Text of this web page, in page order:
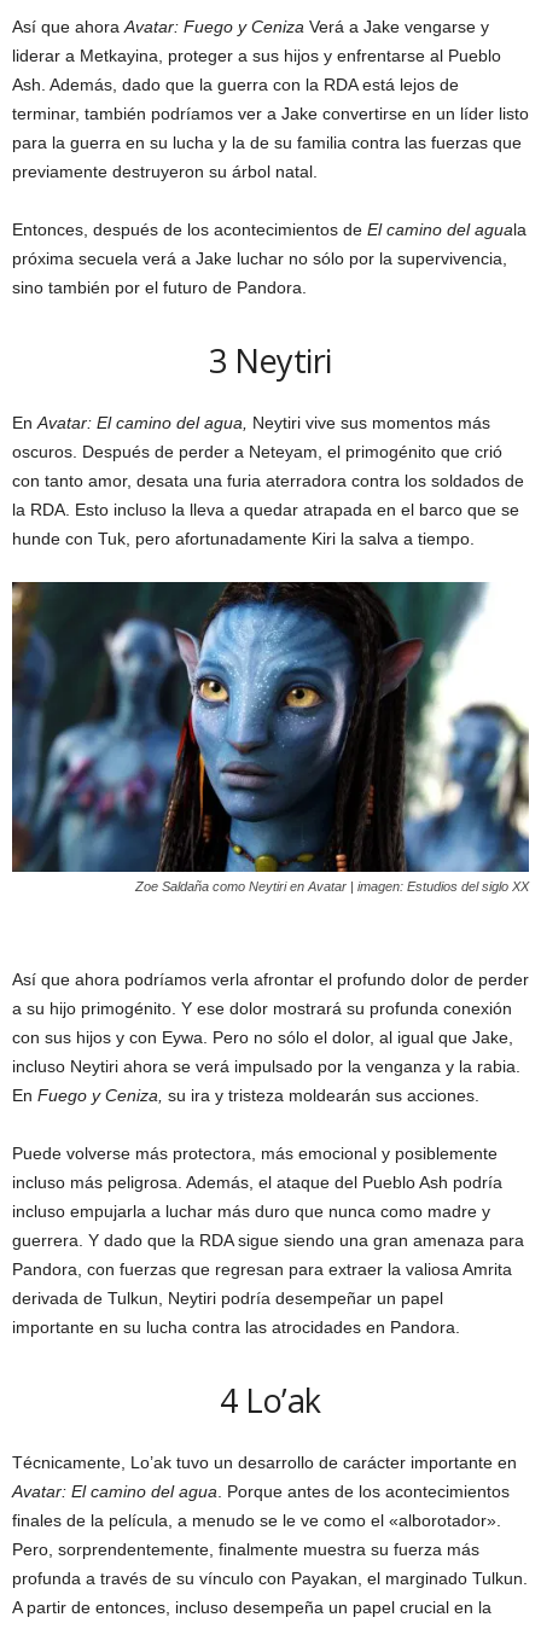
Así que ahoraAvatar: Fuego y Ceniza Verá a Jake vengarse y
liderar a Metkayina, proteger a sus hijos y enfrentarse al Pueblo
Ash. Además, dado que la guerra con la RDA está lejos de
terminar, también podríamos ver a Jake convertirse en un líder listo
para la guerra en su lucha y la de su familia contra las fuerzas que
previamente destruyeron su árbol natal.
Entonces, después de los acontecimientos de El camino del aguala
próxima secuela verá a Jake luchar no sólo por la supervivencia,
sino también por el futuro de Pandora.
3 Neytiri
EnAvatar: El camino del agua, Neytiri vive sus momentos más
oscuros. Después de perder a Neteyam, el primogénito que crió
con tanto amor, desata una furia aterradora contra los soldados de
la RDA. Esto incluso la lleva a quedar atrapada en el barco que se
hunde con Tuk, pero afortunadamente Kiri la salva a tiempo.
Zoe Saldaña como Neytiri en Avatar | imagen: Estudios del siglo XX
Así que ahora podríamos verla afrontar el profundo dolor de perder
a su hijo primogénito. Y ese dolor mostrará su profunda conexión
con sus hijos y con Eywa. Pero no sólo el dolor, al igual que Jake,
incluso Neytiri ahora se verá impulsado por la venganza y la rabia.
En Fuego y Ceniza, su ira y tristeza moldearán sus acciones.
Puede volverse más protectora, más emocional y posiblemente
incluso más peligrosa. Además, el ataque del Pueblo Ash podría
incluso empujarla a luchar más duro que nunca como madre y
guerrera. Y dado que la RDA sigue siendo una gran amenaza para
Pandora, con fuerzas que regresan para extraer la valiosa Amrita
derivada de Tulkun, Neytiri podría desempeñar un papel
importante en su lucha contra las atrocidades en Pandora.
4 Lo’ak
Técnicamente, Lo’ak tuvo un desarrollo de carácter importante en
Avatar: El camino del agua. Porque antes de los acontecimientos
finales de la película, a menudo se le ve como el «alborotador».
Pero, sorprendentemente, finalmente muestra su fuerza más
profunda a través de su vínculo con Payakan, el marginado Tulkun.
A partir de entonces, incluso desempeña un papel crucial en la